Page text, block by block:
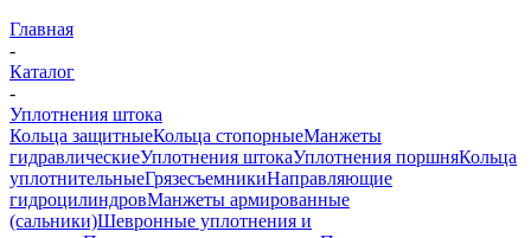
Главная
-
Каталог
-
Уплотнения штока
Кольца защитныеКольца стопорныеМанжеты
гидравлическиеУплотнения штокаУплотнения поршняКольца
уплотнительныеГрязесъемникиНаправляющие
гидроцилиндровМанжеты армированные
(сальники)Шевронные уплотнения и